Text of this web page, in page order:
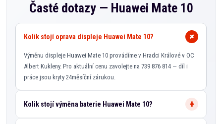
Časté dotazy — Huawei Mate 10
Kolik stojí oprava displeje Huawei Mate 10?
Výměnu displeje Huawei Mate 10 provádíme v Hradci Králové v OC
Albert Kukleny. Pro aktuální cenu zavolejte na 739 876 814 — díl i
práce jsou kryty 24měsíční zárukou.
Kolik stojí výměna baterie Huawei Mate 10?